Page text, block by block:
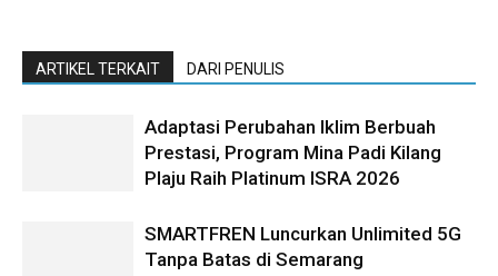
ARTIKEL TERKAIT DARI PENULIS
Adaptasi Perubahan Iklim Berbuah
Prestasi, Program Mina Padi Kilang
Plaju Raih Platinum ISRA 2026
SMARTFREN Luncurkan Unlimited 5G
Tanpa Batas di Semarang